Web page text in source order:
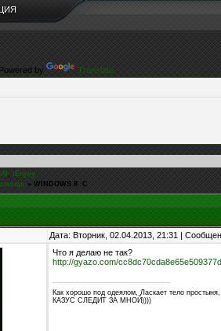
by Translate
,iEnjoy
» WINDOWS 8 :C
Дата: Вторник, 02.04.2013, 21:31 |
Что я делаю не так?
http://gyazo.com/
Как хорошо под одеялом, Ласкает тело
КАЗУС СЛЕДИТ ЗА МНОЙ))))